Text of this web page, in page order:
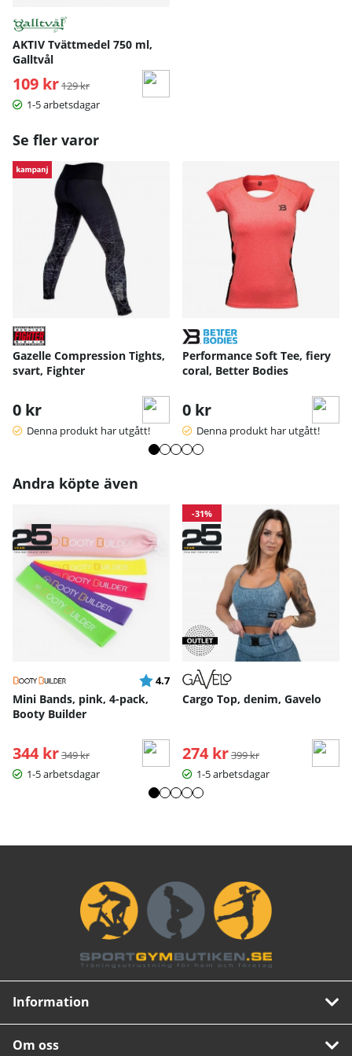
Better Bodies - SPORTBH
XS
Under byst
Mått angivna i cm.
S M L
XL
Handskens längd
19
20
1010.5
Handskens bredd
längst ned
10
Handskens längd -
12
.5
13.5 14.2
dam
AKTIV Tvättmedel 750 ml,
Galltvål
109 kr Ordinarie pris:
129 kr
1-5 arbetsdagar
Se fler varor
Gazelle Compression Tights,
svart, Fighter
0 kr
Denna produkt har utgått!
Performance Soft Tee, fiery
coral, Better Bodies
0 kr
Denna produkt har utgått!
Andra köpte även
Betyg:
4.7 utav 5 stjärnor
Mini Bands, pink, 4-pack,
Booty Builder
344 kr Ordinarie pris:
349 kr
1-5 arbetsdagar
-31%
Cargo Top, denim, Gavelo
274 kr Ordinarie pris:
399 kr
1-5 arbetsdagar
Information
Om oss